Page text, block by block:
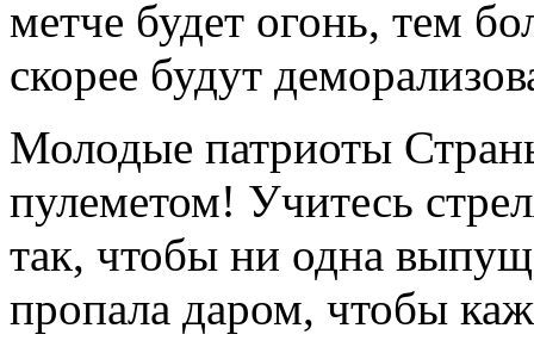
метче будет огонь, тем
скорее будут
Молодые патриоты
пулеметом! Учитесь
так, чтобы ни одна
пропала даром, чтобы